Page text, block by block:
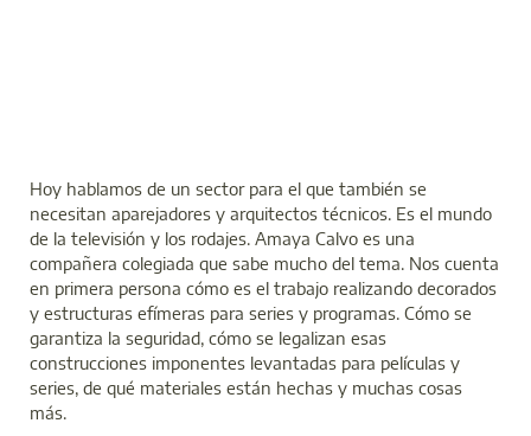
Hoy hablamos de un sector para el que también se
necesitan aparejadores y arquitectos técnicos. Es el mundo
de la televisión y los rodajes. Amaya Calvo es una
compañera colegiada que sabe mucho del tema. Nos cuenta
en primera persona cómo es el trabajo realizando decorados
y estructuras efímeras para series y programas. Cómo se
garantiza la seguridad, cómo se legalizan esas
construcciones imponentes levantadas para películas y
series, de qué materiales están hechas y muchas cosas
más.